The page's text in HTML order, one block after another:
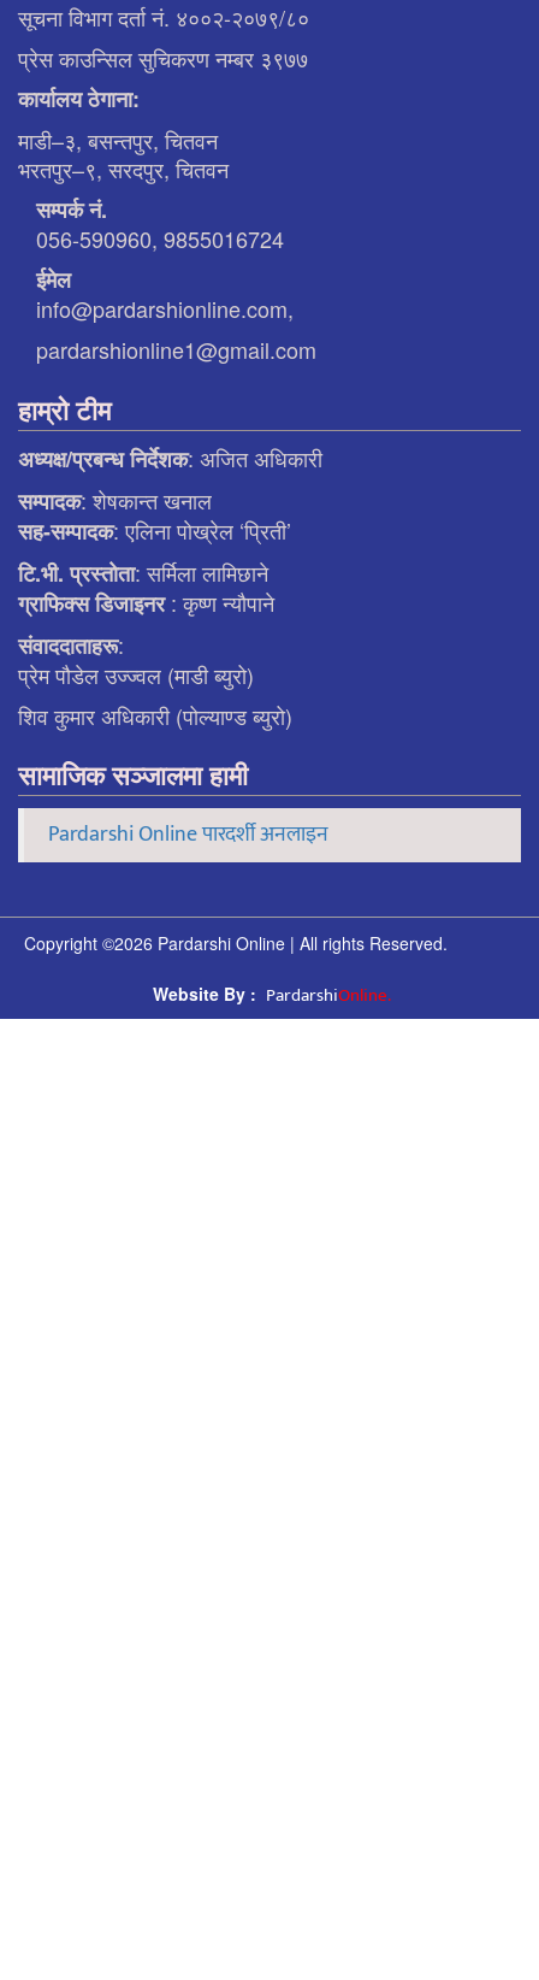
सूचना विभाग दर्ता नं. ४००२-२०७९/८०
प्रेस काउन्सिल सुचिकरण नम्बर ३९७७
कार्यालय ठेगाना:
माडी–३, बसन्तपुर, चितवन
भरतपुर–९, सरदपुर, चितवन
सम्पर्क नं.
056-590960, 9855016724
ईमेल
info@pardarshionline.com,
pardarshionline1@gmail.com
हाम्रो टीम
अध्यक्ष/प्रबन्ध निर्देशक: अजित अधिकारी
सम्पादक: शेषकान्त खनाल
सह-सम्पादक: एलिना पाेख्रेल ‘प्रिती’
टि.भी. प्रस्ताेता: सर्मिला लामिछाने
ग्राफिक्स डिजाइनर: कृष्ण न्याैपाने
संवाददाताहरू:
प्रेम पौडेल उज्ज्वल (माडी ब्युरो)
शिव कुमार अधिकारी (पोल्याण्ड ब्युरो)
सामाजिक सञ्जालमा हामी
Pardarshi Online पारदर्शी अनलाइन
Copyright ©2026 Pardarshi Online | All rights Reserved.
Website By : PardarshiOnline.